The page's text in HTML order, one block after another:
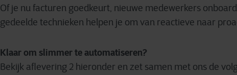
Of je nu facturen goedkeurt, nieuwe medewerkers
gedeelde technieken helpen je om van reactieve naar
Klaar om slimmer te automatiseren?
Bekijk aflevering 2 hieronder en zet samen met ons de